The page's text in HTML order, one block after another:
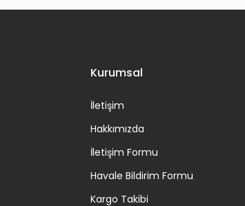
Kurumsal
İletişim
Hakkımızda
İletişim Formu
Havale Bildirim Formu
Kargo Takibi